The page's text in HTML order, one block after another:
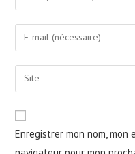
your
name
comment
Enter
your
email
address
Saisir
l’URL
votre
site
Enregistrer mon nom,